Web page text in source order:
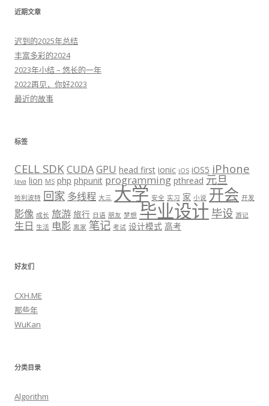
近期文章
迟到的2025年总结
丰富多彩的2024
2023年小结 – 悠长的一年
2022再见，你好2023
最近的故事
标签
CELL SDKCUDAGPU head first ionic iOS iOS5 iPhone
Java lion MS php phpunit programming pthread 元旦
哈利波特 回家 多线程 大三 大学 安全 实习 家 小说 开会 开发
影像 成长 旅游 旅行 日语 朋友 梦想 毕业设计 毕设 游记
生日 生活 电影 离家 笔记 考试 设计模式 高考
好友们
CXH.ME
那些年
WuKan
分类目录
Algorithm